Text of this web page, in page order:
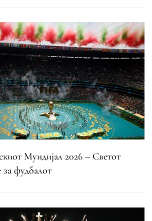
Мундијал 2026 – Светот
фудбалот